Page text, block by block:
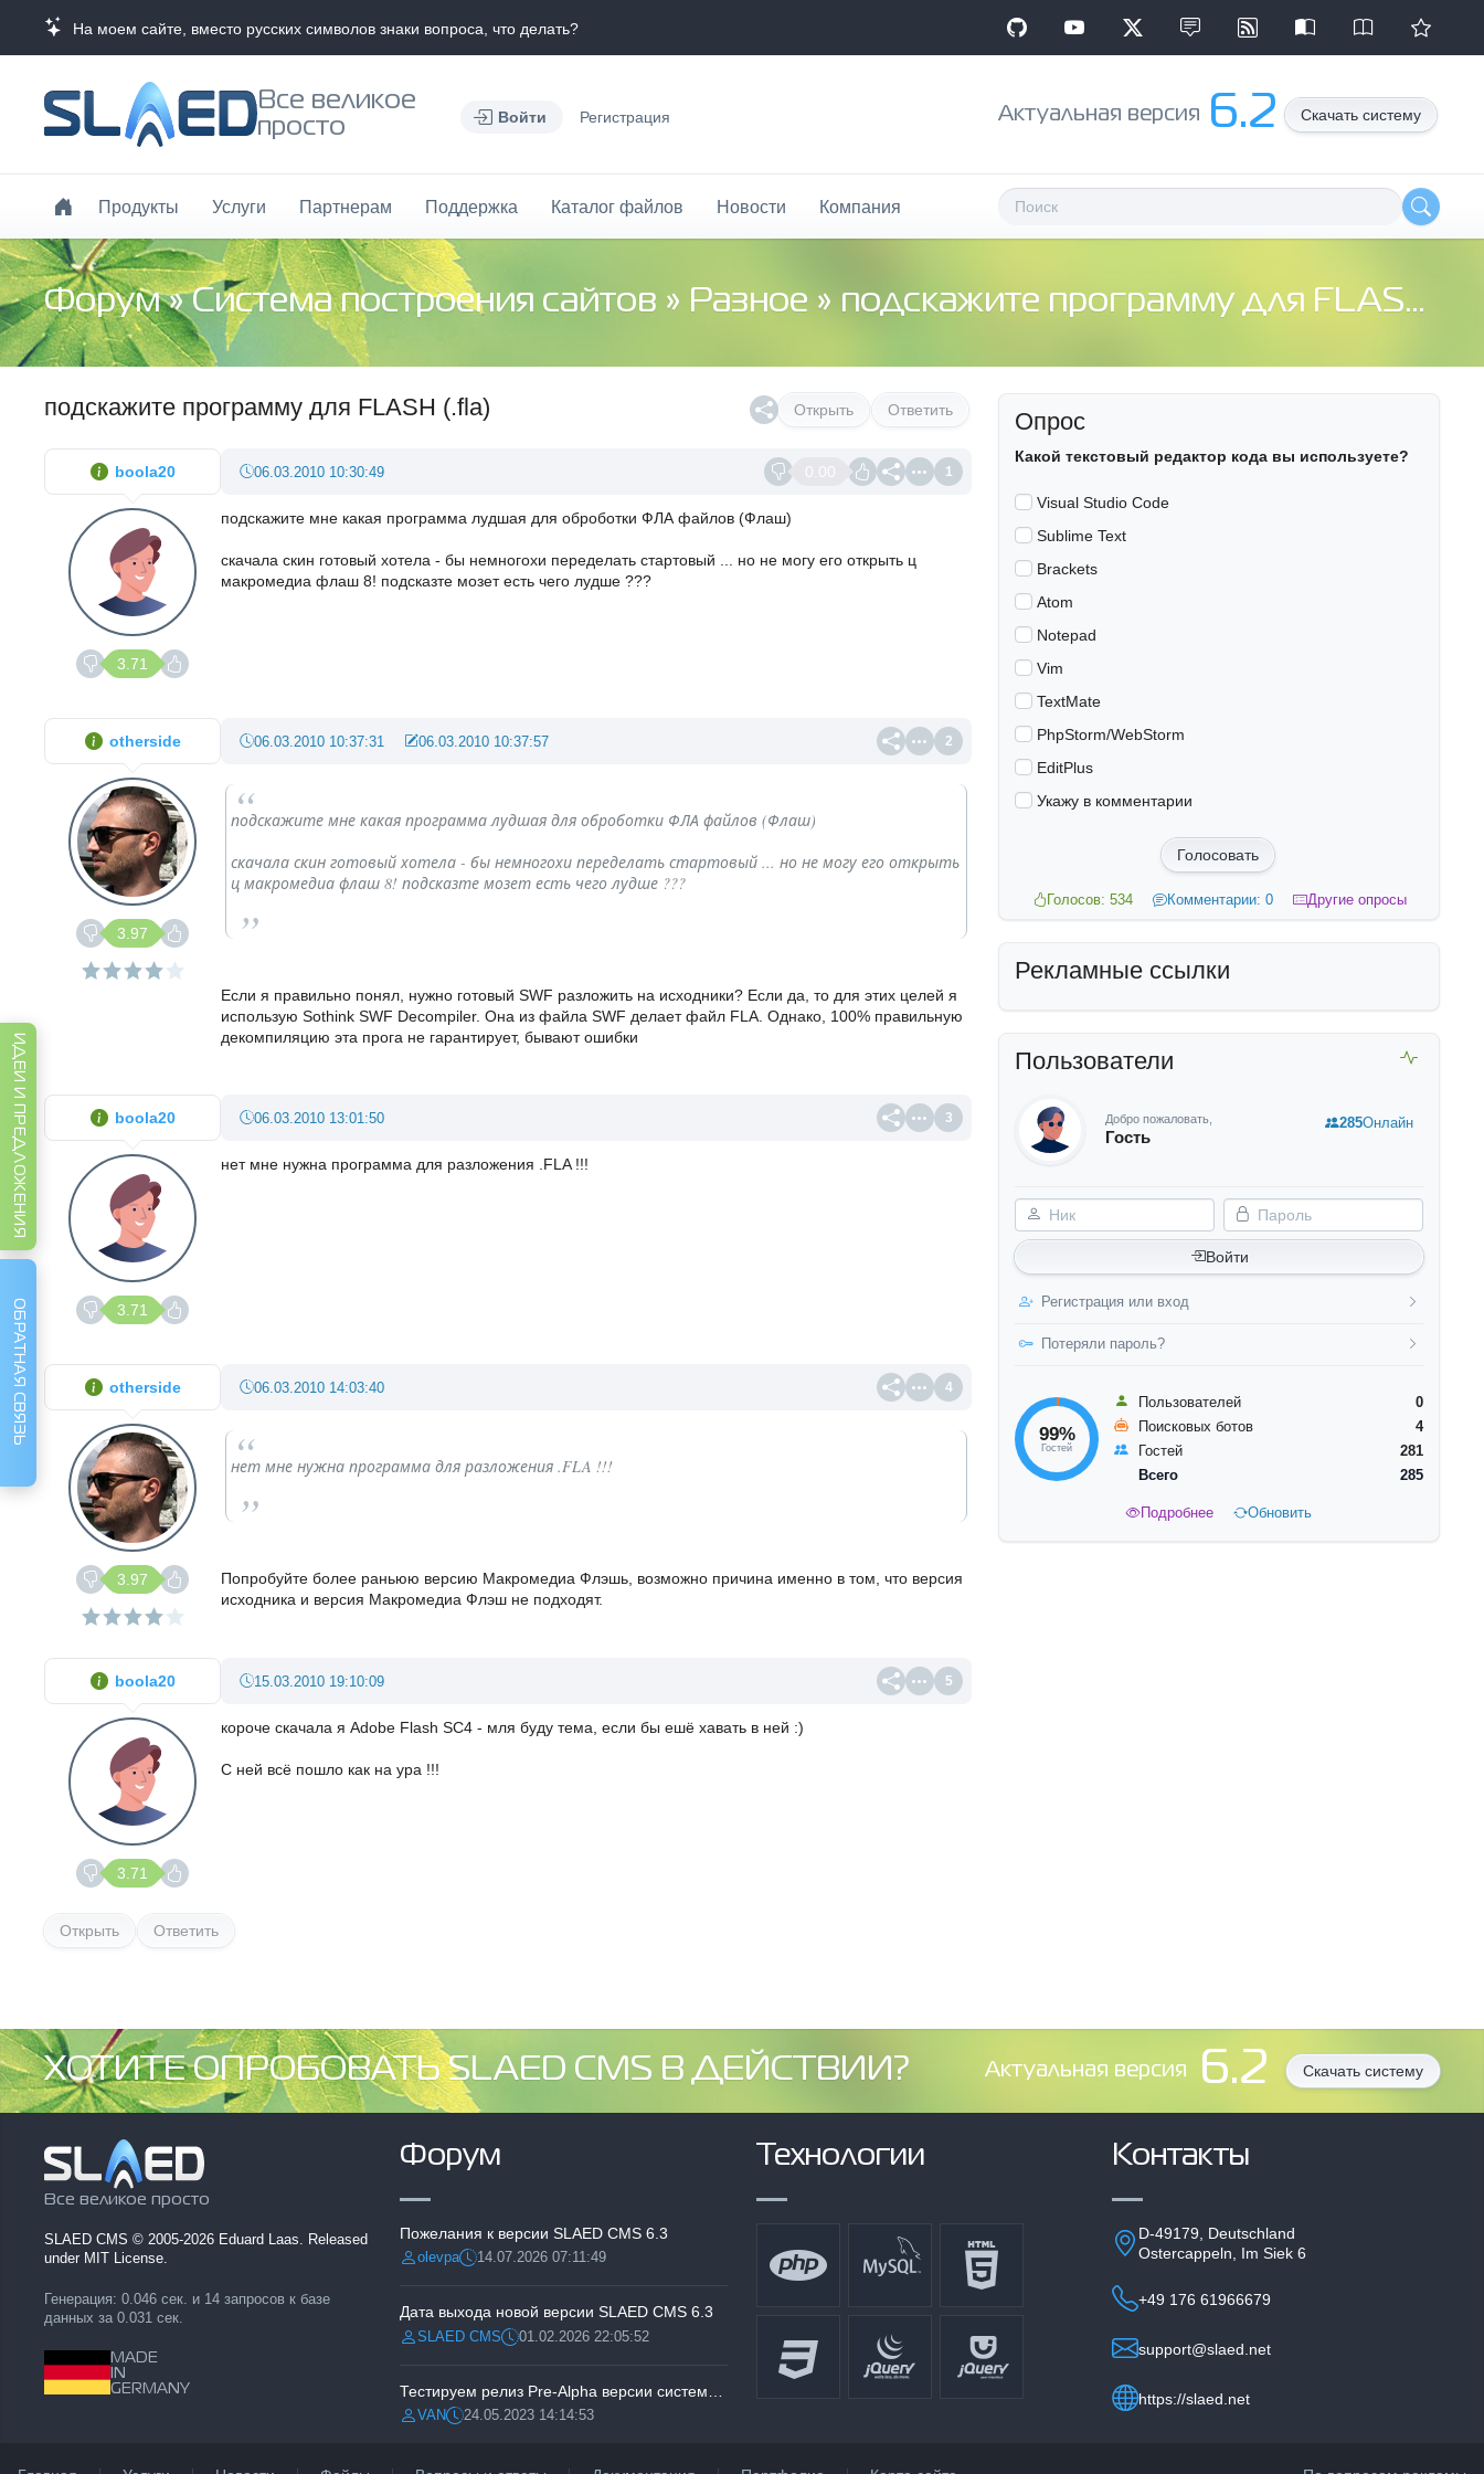
На моем сайте, вместо русских символов знаки вопроса, что делать?
Все великое
просто
Войти Регистрация Aктуальная версия 6.2 Скачать систему
Продукты Услуги Партнерам Поддержка Каталог файлов Новости Компания
Форум»Система построения сайтов » Разное » подскажите программу для FLASH (.fla)
Открыть Ответить
подскажите программу для FLASH (.fla)
0.00 1
06.03.2010 10:30:49
подскажите мне какая программа лудшая для оброботки ФЛА файлов (Флаш)
скачала скин готовый хотела - бы немногохи переделать стартовый ... но не могу его открыть ц
макромедиа флаш 8! подсказте мозет есть чего лудше ???
boola20
3.71
2
06.03.2010 10:37:31 06.03.2010 10:37:57
подскажите мне какая программа лудшая для оброботки ФЛА файлов (Флаш)
скачала скин готовый хотела - бы немногохи переделать стартовый ... но не могу его открыть
ц макромедиа флаш 8! подсказте мозет есть чего лудше ???
Если я правильно понял, нужно готовый SWF разложить на исходники? Если да, то для этих целей я
использую Sothink SWF Decompiler. Она из файла SWF делает файл FLA. Однако, 100% правильную
декомпиляцию эта прога не гарантирует, бывают ошибки
otherside
3.97
3
06.03.2010 13:01:50
нет мне нужна программа для разложения .FLA !!!
boola20
3.71
4
06.03.2010 14:03:40
нет мне нужна программа для разложения .FLA !!!
Попробуйте более раньюю версию Макромедиа Флэшь, возможно причина именно в том, что версия
исходника и версия Макромедиа Флэш не подходят.
otherside
3.97
5
15.03.2010 19:10:09
короче скачала я Adobe Flash SC4 - мля буду тема, если бы ешё хавать в ней :)
С ней всё пошло как на ура !!!
boola20
3.71
Открыть Ответить
Опрос
Какой текстовый редактор кода вы используете?
Visual Studio Code
Sublime Text
Brackets
Atom
Notepad
Vim
TextMate
PhpStorm/WebStorm
EditPlus
Укажу в комментарии
Голосовать
Голосов: 534 Комментарии: 0 Другие опросы
Рекламные ссылки
Пользователи
Добро пожаловать,
Гость
Ник Пароль
Войти
Регистрация или вход
Потеряли пароль?
285Онлайн
99%
Гостей
Пользователей
0
Поисковых ботов
4
Гостей
281
Всего
285
Подробнее Обновить
ХОТИТЕ ОПРОБОВАТЬ SLAED CMS В ДЕЙСТВИИ? Aктуальная версия 6.2 Скачать систему
Все великое просто
SLAED CMS © 2005-2026 Eduard Laas. Released
under MIT License.
Генерация: 0.046 сек. и 14 запросов к базе
данных за 0.031 сек.
MADE
IN
GERMANY
Форум
Пожелания к версии SLAED CMS 6.3
Разместил:
olevpaДата:14.07.2026 07:11:49
Дата выхода новой версии SLAED CMS 6.3
Разместил:
SLAED CMSДата:01.02.2026 22:05:52
Разместил:
VANДата:24.05.2023 14:14:53
Технологии Контакты
D-49179, Deutschland
Ostercappeln, Im Siek 6
+49 176 61966679
support@slaed.net
https://slaed.net
ИДЕИ И ПРЕДЛОЖЕНИЯ
ОБРАТНАЯ СВЯЗЬ